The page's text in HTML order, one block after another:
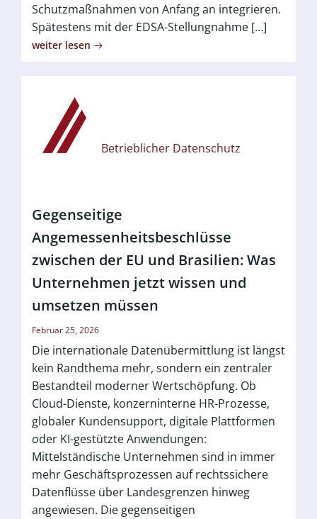
Schutzmaßnahmen von Anfang an integrieren.
Spätestens mit der EDSA-Stellungnahme […]
weiter lesen
Betrieblicher Datenschutz
Gegenseitige
Angemessenheitsbeschlüsse
zwischen der EU und Brasilien: Was
Unternehmen jetzt wissen und
umsetzen müssen
Februar 25, 2026
Die internationale Datenübermittlung ist längst
kein Randthema mehr, sondern ein zentraler
Bestandteil moderner Wertschöpfung. Ob
Cloud-Dienste, konzerninterne HR-Prozesse,
globaler Kundensupport, digitale Plattformen
oder KI-gestützte Anwendungen:
Mittelständische Unternehmen sind in immer
mehr Geschäftsprozessen auf rechtssichere
Datenflüsse über Landesgrenzen hinweg
angewiesen. Die gegenseitigen